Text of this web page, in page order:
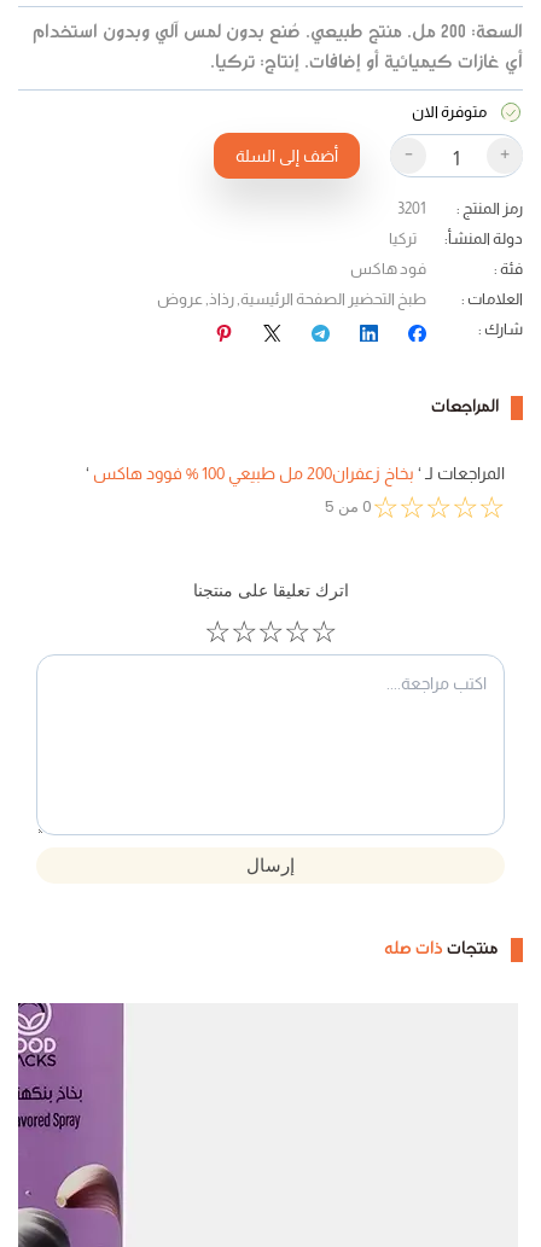
السعة: 200 مل. منتج طبيعي. صُنع بدون لمس آلي وبدون استخدام
أي غازات كيميائية أو إضافات. إنتاج: تركيا.
متوفرة الان
- + أضف إلى السلة
رمز المنتج :
3201
دولة المنشأ:
تركيا
فئة :
فود هاكس
العلامات : طبخ التحضير الصفحة الرئيسية, رذاذ, عروض
شارك :
المراجعات
المراجعات لـ ‘ بخاخ زعفران200 مل طبيعي 100 % فوود هاكس ‘
☆
☆
☆
☆
☆
0 من
اترك تعليقا على منتجنا
☆
☆
☆
☆
☆
إرسال
منتجاتذات صله